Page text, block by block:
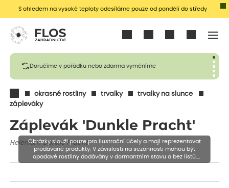
S ohledem na vysoké teploty odesíláme pouze od pondělí do středy
Doručíme v pořádku nebo zdarma vyměníme
okrasné rostliny trvalky
trvalky na slunce
zápleváky
Záplevák 'Dunkle Pracht'
Helenium 'Dunkle Pracht'
Obrázky slouží pouze pro ilustrační účely a mají reprezentovat
prodávané produkty. V závislosti na sezónnosti mohou být
opadavé rostliny dodávány v dormantním stavu a bez listů.
Rostliny mohou být také sestřiženy níže, než je uvedená výška,